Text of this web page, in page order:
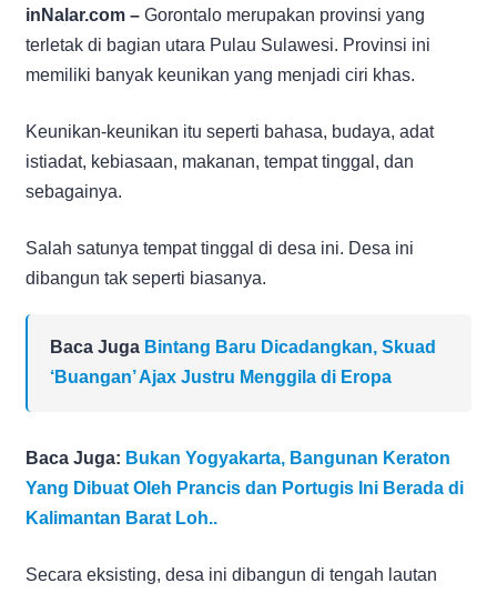
inNalar.com – Gorontalo merupakan provinsi yang
terletak di bagian utara Pulau Sulawesi. Provinsi ini
memiliki banyak keunikan yang menjadi ciri khas.
Keunikan-keunikan itu seperti bahasa, budaya, adat
istiadat, kebiasaan, makanan, tempat tinggal, dan
sebagainya.
Salah satunya tempat tinggal di desa ini. Desa ini
dibangun tak seperti biasanya.
Baca Juga Bintang Baru Dicadangkan, Skuad
‘Buangan’ Ajax Justru Menggila di Eropa
Baca Juga: Bukan Yogyakarta, Bangunan Keraton
Yang Dibuat Oleh Prancis dan Portugis Ini Berada di
Kalimantan Barat Loh..
Secara eksisting, desa ini dibangun di tengah lautan